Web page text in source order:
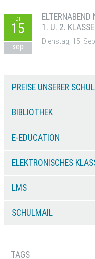
DI
15
sep
1. U. 2.
Dienstag, 15.
PREISE UNSERER
BIBLIOTHEK
E-EDUCATION
ELEKTRONISCHES
LMS
SCHULMAIL
TAGS